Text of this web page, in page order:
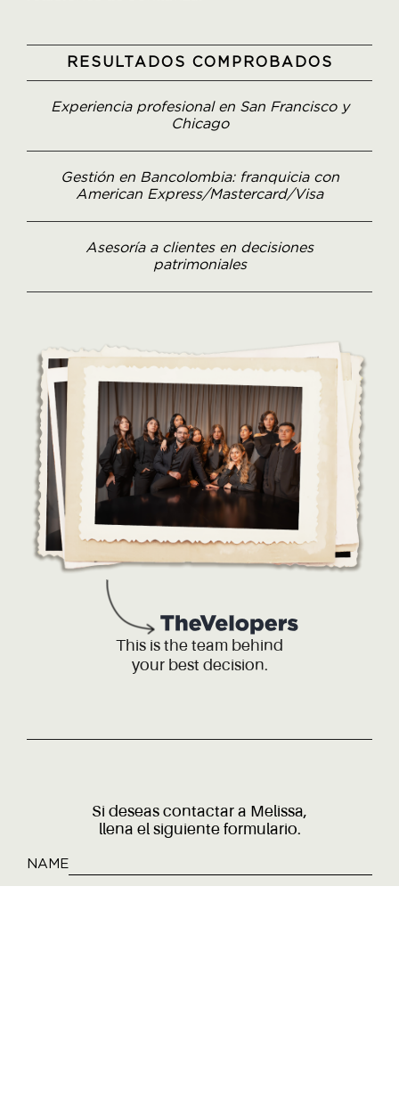
RESULTADOS COMPROBADOS
Experiencia profesional en San Francisco y
Chicago
Gestión en Bancolombia: franquicia con
American Express/Mastercard/Visa
Asesoría a clientes en decisiones
patrimoniales
This is the team behind
your best decision.
Si deseas contactar a Melissa,
llena el siguiente formulario.
NAME